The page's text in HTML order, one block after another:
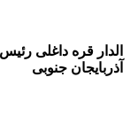
قره داغلی رئیس
جنوبی